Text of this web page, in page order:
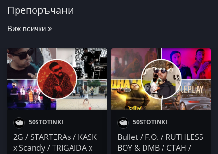
Препоръчани
Виж всички
50STOTINKI
2G / STARTERAs / KASK
x Scandy / TRIGAIDA x
50STOTINKI
Bullet / F.O. / RUTHLESS
BOY & DMB / СТАН /